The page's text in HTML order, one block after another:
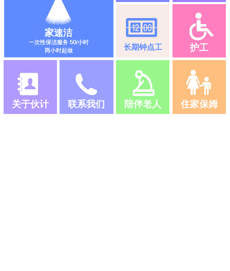
家速洁
一次性保洁服务 50/小时
两小时起做
长期钟点工 护工
关于伙计 联系我们 陪伴老人 住家保姆